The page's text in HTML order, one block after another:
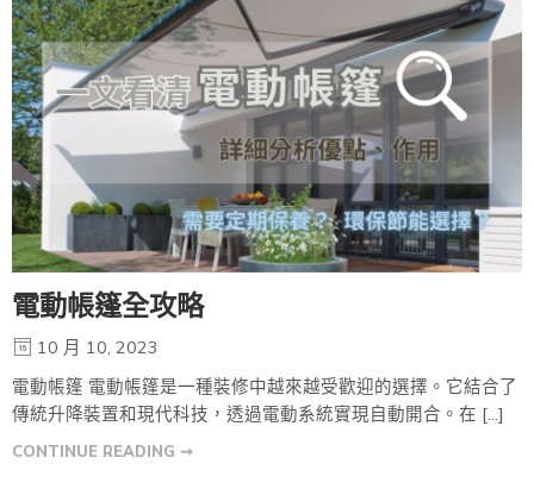
電動帳篷全攻略
10 月 10, 2023
電動帳篷 電動帳篷是一種裝修中越來越受歡迎的選擇。它結合了
傳統升降裝置和現代科技，透過電動系統實現自動開合。在 […]
CONTINUE READING ➞